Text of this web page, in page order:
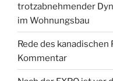
trotzabnehmender
im Wohnungsbau
Rede des
Kommentar